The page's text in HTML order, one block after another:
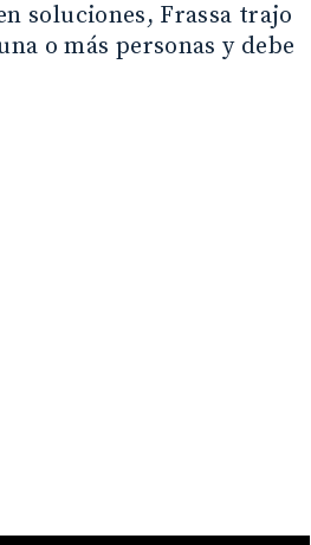
soluciones, Frassa trajo
o más personas y debe